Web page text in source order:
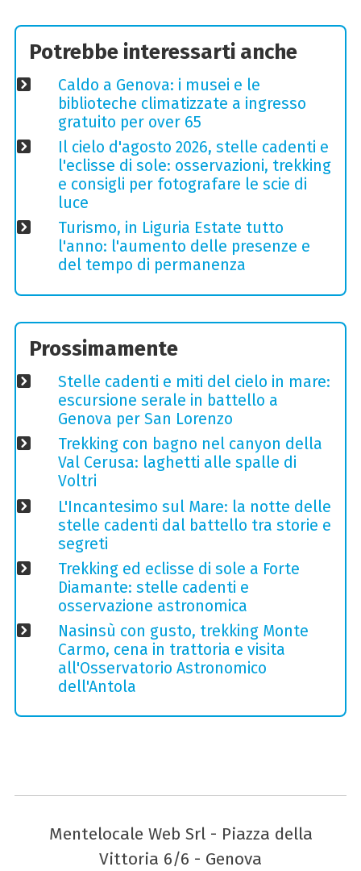
Potrebbe interessarti anche
Caldo a Genova: i musei e le
biblioteche climatizzate a ingresso
gratuito per over 65
Il cielo d'agosto 2026, stelle cadenti e
l'eclisse di sole: osservazioni, trekking
e consigli per fotografare le scie di
luce
Turismo, in Liguria Estate tutto
l'anno: l'aumento delle presenze e
del tempo di permanenza
Prossimamente
Stelle cadenti e miti del cielo in mare:
escursione serale in battello a
Genova per San Lorenzo
Trekking con bagno nel canyon della
Val Cerusa: laghetti alle spalle di
Voltri
L'Incantesimo sul Mare: la notte delle
stelle cadenti dal battello tra storie e
segreti
Trekking ed eclisse di sole a Forte
Diamante: stelle cadenti e
osservazione astronomica
Nasinsù con gusto, trekking Monte
Carmo, cena in trattoria e visita
all'Osservatorio Astronomico
dell'Antola
Mentelocale Web Srl - Piazza della
Vittoria 6/6 - Genova